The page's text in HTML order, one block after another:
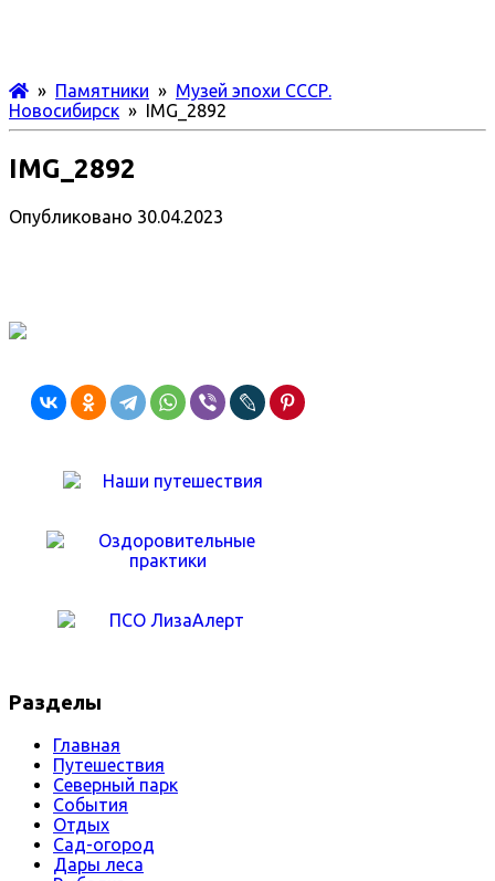
» Памятники » Музей эпохи СССР.
Новосибирск » IMG_2892
IMG_2892
Опубликовано 30.04.2023
Разделы
Главная
Путешествия
Северный парк
События
Отдых
Сад-огород
Дары леса